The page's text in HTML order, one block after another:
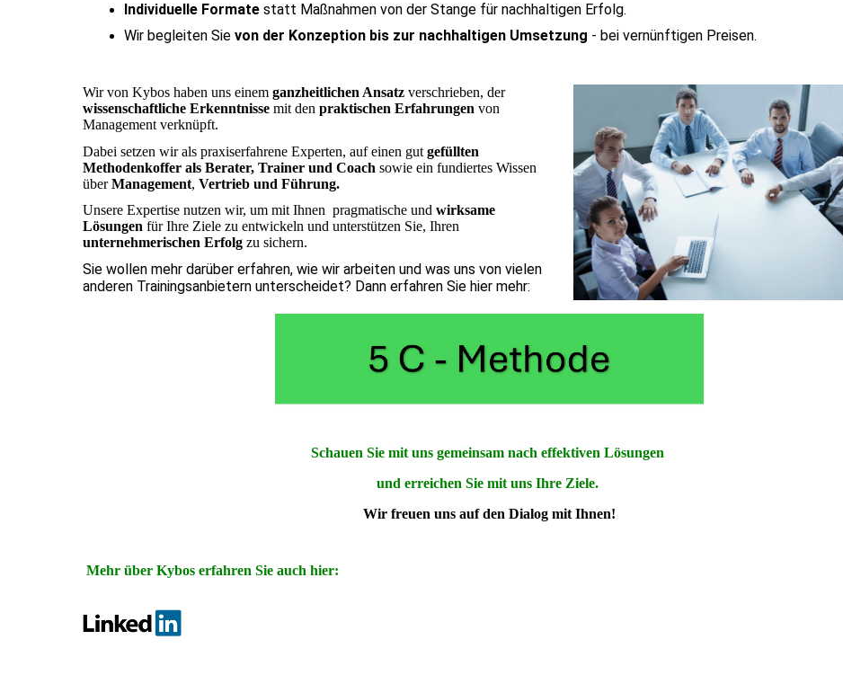
Individuelle Formate statt Maßnahmen von der Stange für nachhaltigen Erfolg.
Wir begleiten Sie von der Konzeption bis zur nachhaltigen Umsetzung - bei vernünftigen Preisen.
Wir von Kybos haben uns einem ganzheitlichen Ansatz verschrieben, der
wissenschaftliche Erkenntnisse mit den praktischen Erfahrungen von
Management verknüpft.
Dabei setzen wir als praxiserfahrene Experten, auf einen gut gefüllten
Methodenkoffer als Berater, Trainer und Coach sowie ein fundiertes Wissen
überManagement, Vertrieb und Führung.
Unsere Expertise nutzen wir, um mit Ihnen pragmatische und wirksame
Lösungen für Ihre Ziele zu entwickeln und unterstützen Sie, Ihren
unternehmerischen Erfolg zu sichern.
Sie wollen mehr darüber erfahren, wie wir arbeiten und was uns von vielen
anderen Trainingsanbietern unterscheidet? Dann erfahren Sie hier mehr:
Schauen Sie mit uns gemeinsam nach effektiven Lösungen
und erreichen Sie mit uns Ihre Ziele.
Wir freuen uns auf den Dialog mit Ihnen!
Mehr über Kybos erfahren Sie auch hier: